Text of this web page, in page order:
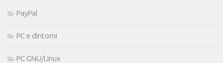
PayPal
PC e dintorni
PC GNU/Linux